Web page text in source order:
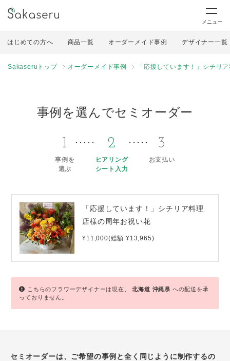
メニュー
はじめての方へ 商品一覧 オーダーメイド事例 デザイナー一覧
Sakaseruトップ オーダーメイド事例 「応援しています！」シチリ
事例を選んでセミオーダー
1
事例を
選ぶ
2
ヒアリング
シート入力
3
お支払い
「応援しています！」シチリア料理
店様の周年お祝い花
¥11,000(総額 ¥13,965)
こちらのフラワーデザイナーは現在、北海道 沖縄県 への配送を承
っておりません。
セミオーダーは、ご希望の事例と全く同じように制作するの